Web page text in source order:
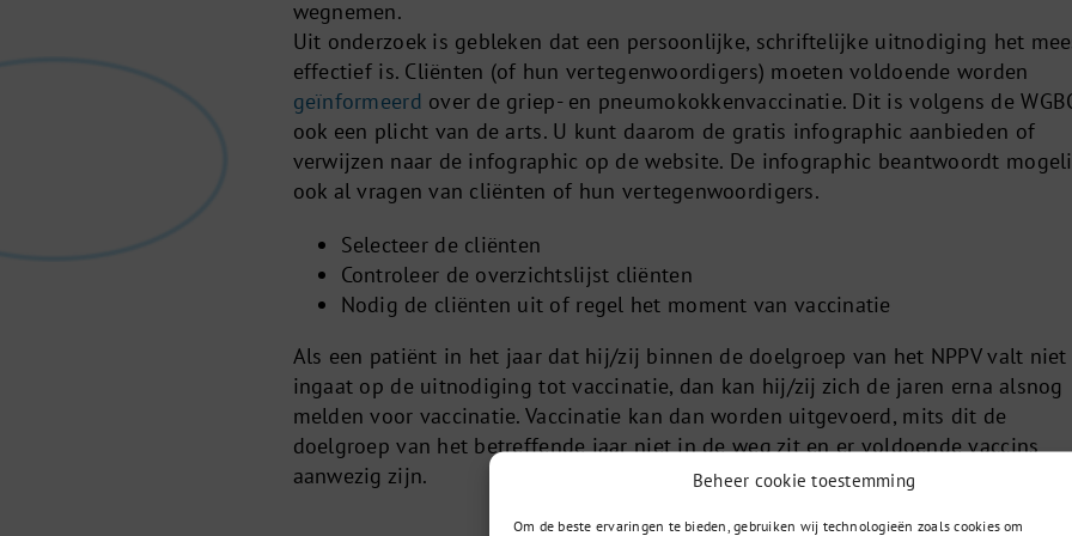
Beheer cookie toestemming
Om de beste ervaringen te bieden, gebruiken wij technologieën zoals cookies om
wegnemen.
Uit onderzoek is gebleken dat een persoonlijke, schriftelijke uitnodiging het
effectief is. Cliënten (of hun vertegenwoordigers) moeten voldoende worden
geïnformeerd over de griep- en pneumokokkenvaccinatie. Dit is volgens de
ook een plicht van de arts. U kunt daarom de gratis infographic aanbieden of
verwijzen naar de infographic op de website. De infographic beantwoordt
ook al vragen van cliënten of hun vertegenwoordigers.
Selecteer de cliënten
Controleer de overzichtslijst cliënten
Nodig de cliënten uit of regel het moment van vaccinatie
Als een patiënt in het jaar dat hij/zij binnen de doelgroep van het NPPV valt niet
ingaat op de uitnodiging tot vaccinatie, dan kan hij/zij zich de jaren erna alsnog
melden voor vaccinatie. Vaccinatie kan dan worden uitgevoerd, mits dit de
doelgroep van het betreffende jaar niet in de weg zit en er voldoende vaccins
aanwezig zijn.